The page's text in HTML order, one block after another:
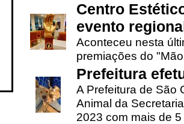
Centro
evento
Aconteceu nesta
premiações do
Prefeitura
A Prefeitura de São
Animal da
2023 com mais de 5